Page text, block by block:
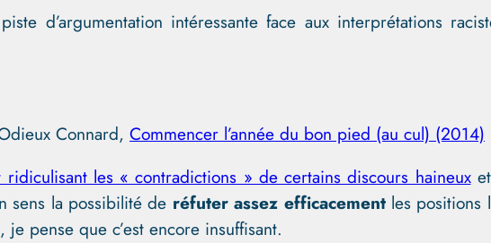
d’argumentation intéressante face aux interprétations
Connard, Commencer l’année du bon pied (au cul) (2014)
ridiculisant les « contradictions » de certains discours haineuxet
sens la possibilité de réfuter assez efficacementles positions
pense que c’est encore insuffisant.